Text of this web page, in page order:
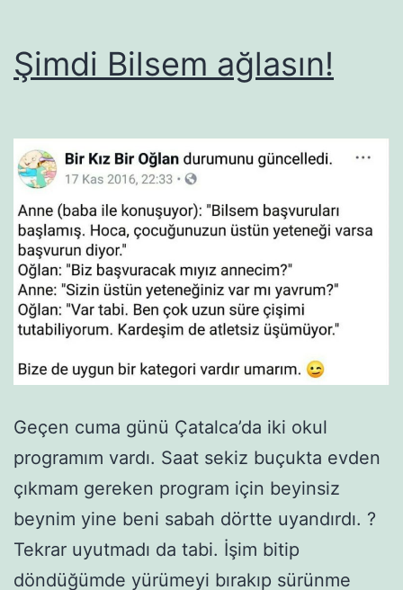
Şimdi Bilsem ağlasın!
Geçen cuma günü Çatalca’da iki okul
programım vardı. Saat sekiz buçukta evden
çıkmam gereken program için beyinsiz
beynim yine beni sabah dörtte uyandırdı. ?
Tekrar uyutmadı da tabi. İşim bitip
döndüğümde yürümeyi bırakıp sürünme